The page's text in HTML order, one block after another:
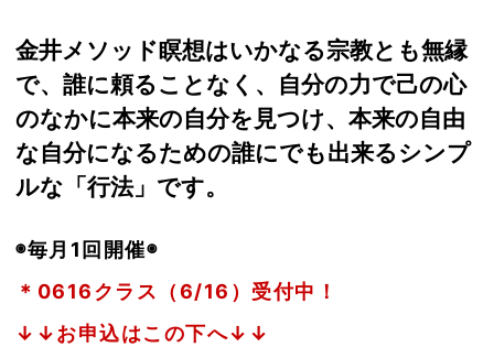
金井メソッド瞑想はいかなる宗教とも無縁
で、誰に頼ることなく、自分の力で己の心
のなかに本来の自分を見つけ、本来の自由
な自分になるための誰にでも出来るシンプ
ルな「行法」です。
◉毎月1回開催◉
＊0616クラス（6/16）受付中！
↓↓お申込はこの下へ↓↓